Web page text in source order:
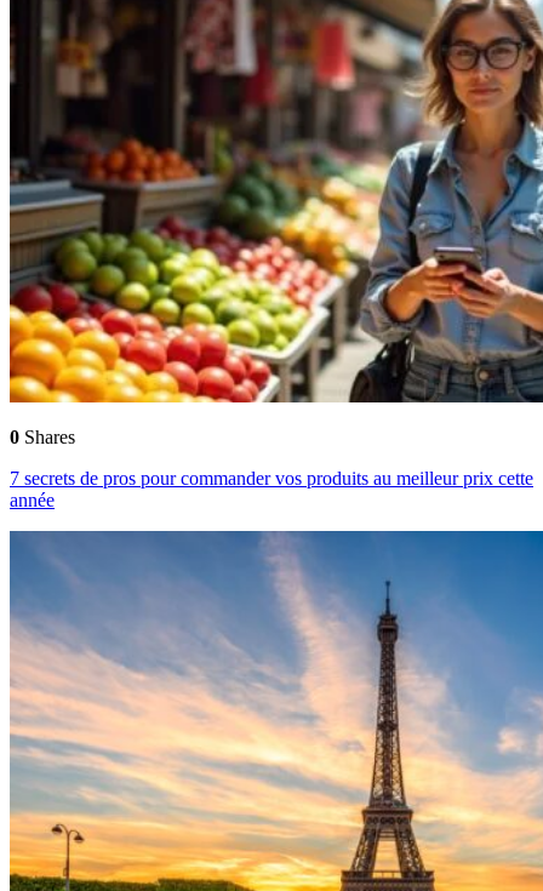
0 Shares
7 secrets de pros pour commander vos produits au meilleur prix cette
année